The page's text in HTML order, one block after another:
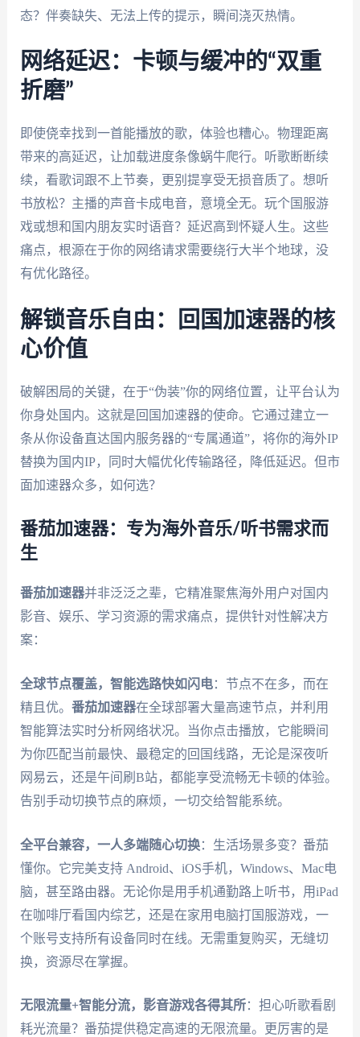
态？伴奏缺失、无法上传的提示，瞬间浇灭热情。
网络延迟：卡顿与缓冲的“双重
折磨”
即使侥幸找到一首能播放的歌，体验也糟心。物理距离
带来的高延迟，让加载进度条像蜗牛爬行。听歌断断续
续，看歌词跟不上节奏，更别提享受无损音质了。想听
书放松？主播的声音卡成电音，意境全无。玩个国服游
戏或想和国内朋友实时语音？延迟高到怀疑人生。这些
痛点，根源在于你的网络请求需要绕行大半个地球，没
有优化路径。
解锁音乐自由：回国加速器的核
心价值
破解困局的关键，在于“伪装”你的网络位置，让平台认为
你身处国内。这就是回国加速器的使命。它通过建立一
条从你设备直达国内服务器的“专属通道”，将你的海外IP
替换为国内IP，同时大幅优化传输路径，降低延迟。但市
面加速器众多，如何选？
番茄加速器：专为海外音乐/听书需求而
生
番茄加速器并非泛泛之辈，它精准聚焦海外用户对国内
影音、娱乐、学习资源的需求痛点，提供针对性解决方
案：
全球节点覆盖，智能选路快如闪电：节点不在多，而在
精且优。 番茄加速器在全球部署大量高速节点，并利用
智能算法实时分析网络状况。当你点击播放，它能瞬间
为你匹配当前最快、最稳定的回国线路，无论是深夜听
网易云，还是午间刷B站，都能享受流畅无卡顿的体验。
告别手动切换节点的麻烦，一切交给智能系统。
全平台兼容，一人多端随心切换：生活场景多变？番茄
懂你。它完美支持 Android、iOS手机，Windows、Mac电
脑，甚至路由器。无论你是用手机通勤路上听书，用iPad
在咖啡厅看国内综艺，还是在家用电脑打国服游戏，一
个账号支持所有设备同时在线。无需重复购买，无缝切
换，资源尽在掌握。
无限流量+智能分流，影音游戏各得其所：担心听歌看剧
耗光流量？番茄提供稳定高速的无限流量。更厉害的是